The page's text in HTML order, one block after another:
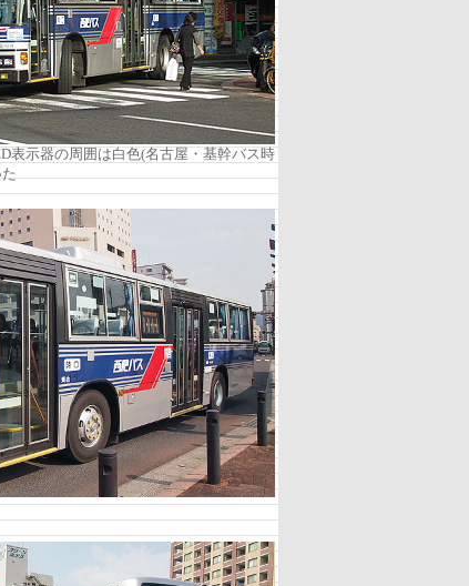
表示器の周囲は白色(名古屋・基幹バス時